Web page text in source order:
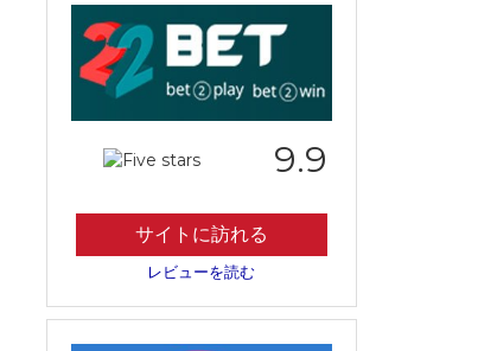
9.9
サイトに訪れる
レビューを読む